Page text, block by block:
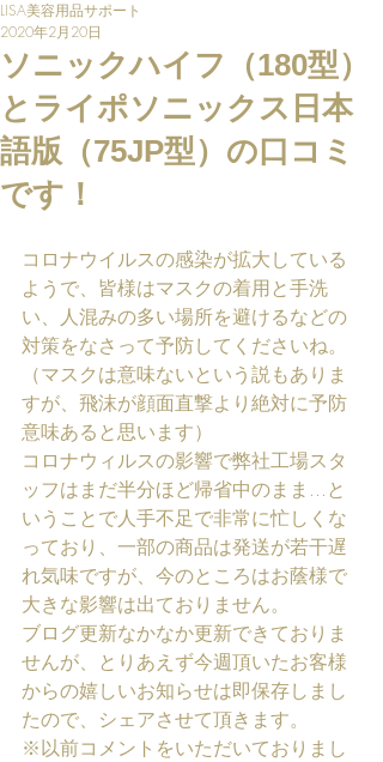
ソニックハイフ（180型）
とライポソニックス日本
語版（75JP型）の口コミ
です！
LISA美容用品サポート
2020年2月20日
コロナウイルスの感染が拡大している
ようで、皆様はマスクの着用と手洗
い、人混みの多い場所を避けるなどの
対策をなさって予防してくださいね。
（マスクは意味ないという説もありま
すが、飛沫が顔面直撃より絶対に予防
意味あると思います）
コロナウィルスの影響で弊社工場スタ
ッフはまだ半分ほど帰省中のまま...と
いうことで人手不足で非常に忙しくな
っており、一部の商品は発送が若干遅
れ気味ですが、今のところはお蔭様で
大きな影響は出ておりません。
ブログ更新なかなか更新できておりま
せんが、とりあえず今週頂いたお客様
からの嬉しいお知らせは即保存しまし
たので、シェアさせて頂きます。
※以前コメントをいただいておりまし